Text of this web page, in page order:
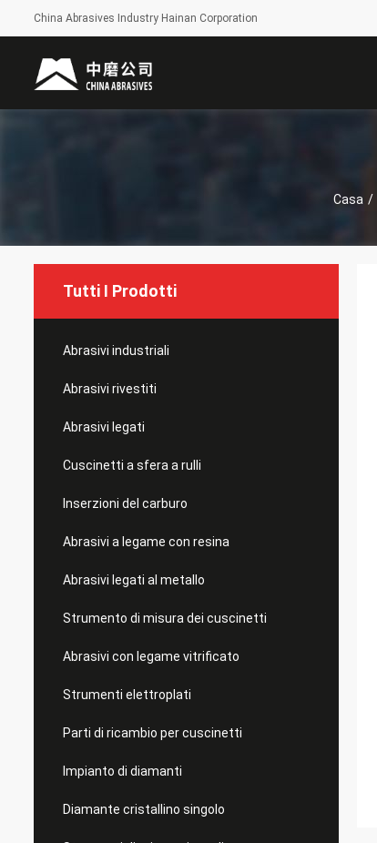
China Abrasives Industry Hainan Corporation
Casa /
Tutti I Prodotti
Abrasivi industriali
Abrasivi rivestiti
Abrasivi legati
Cuscinetti a sfera a rulli
Inserzioni del carburo
Abrasivi a legame con resina
Abrasivi legati al metallo
Strumento di misura dei cuscinetti
Abrasivi con legame vitrificato
Strumenti elettroplati
Parti di ricambio per cuscinetti
Impianto di diamanti
Diamante cristallino singolo